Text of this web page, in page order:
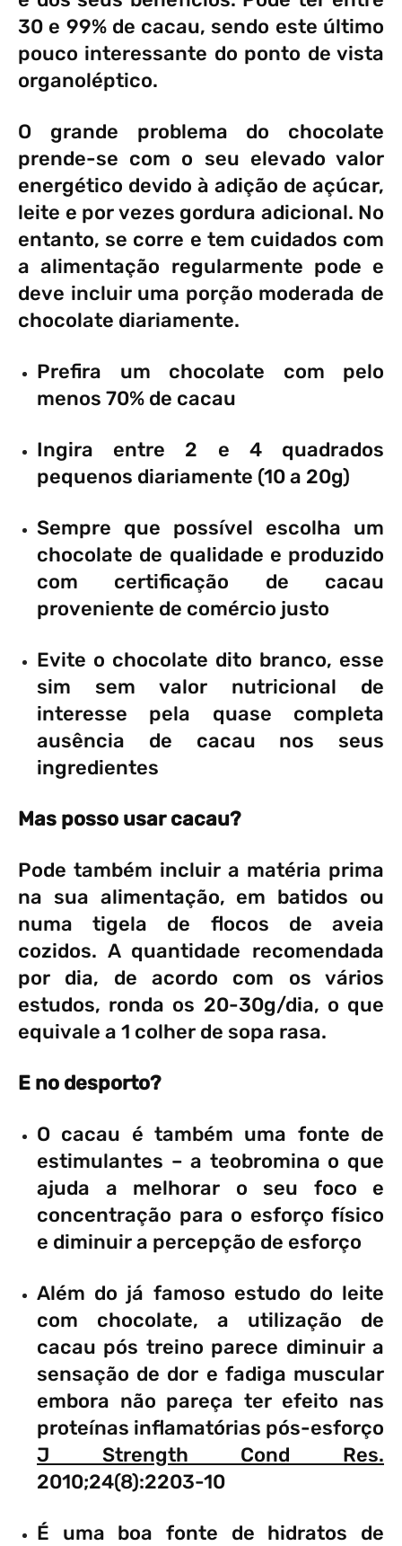
30 e 99% de cacau, sendo este último
pouco interessante do ponto de vista
organoléptico.
O grande problema do chocolate
prende-se com o seu elevado valor
energético devido à adição de açúcar,
leite e por vezes gordura adicional. No
entanto, se corre e tem cuidados com
a alimentação regularmente pode e
deve incluir uma porção moderada de
chocolate diariamente.
Prefira um chocolate com pelo
menos 70% de cacau
Ingira entre 2 e 4 quadrados
pequenos diariamente (10 a 20g)
Sempre que possível escolha um
chocolate de qualidade e produzido
com certificação de cacau
proveniente de comércio justo
Evite o chocolate dito branco, esse
sim sem valor nutricional de
interesse pela quase completa
ausência de cacau nos seus
ingredientes
Mas posso usar cacau?
Pode também incluir a matéria prima
na sua alimentação, em batidos ou
numa tigela de flocos de aveia
cozidos. A quantidade recomendada
por dia, de acordo com os vários
estudos, ronda os 20-30g/dia, o que
equivale a 1 colher de sopa rasa.
E no desporto?
O cacau é também uma fonte de
estimulantes – a teobromina o que
ajuda a melhorar o seu foco e
concentração para o esforço físico
e diminuir a percepção de esforço
Além do já famoso estudo do leite
com chocolate, a utilização de
cacau pós treino parece diminuir a
sensação de dor e fadiga muscular
embora não pareça ter efeito nas
proteínas inflamatórias pós-esforço
J Strength Cond Res.
2010;24(8):2203-10
É uma boa fonte de hidratos de